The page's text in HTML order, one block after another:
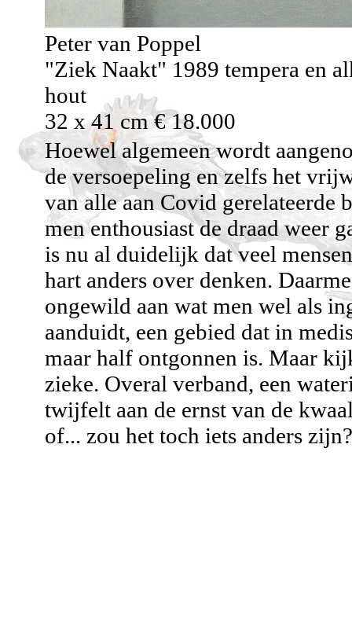
Peter van Poppel
"Ziek Naakt" 1989 tempera en
hout
32 x 41 cm € 18.000
Hoewel algemeen wordt
de versoepeling en zelfs het
van alle aan Covid gerelateerde
men enthousiast de draad weer
is nu al duidelijk dat veel
hart anders over denken.
ongewild aan wat men wel als
aanduidt, een gebied dat in
maar half ontgonnen is. Maar
zieke. Overal verband, een
twijfelt aan de ernst van de
of... zou het toch iets anders zijn?